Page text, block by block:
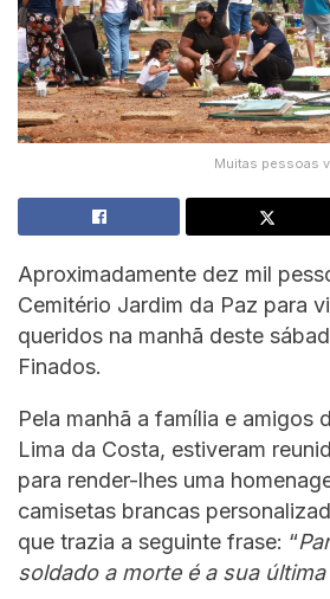
Muitas pessoas
Aproximadamente dez mil
Cemitério Jardim da Paz para
queridos na manhã deste
Finados.
Pela manhã a família e amigos
Lima da Costa, estiveram
para render-lhes uma
camisetas brancas
que trazia a seguinte frase: “
soldado a morte é a sua última